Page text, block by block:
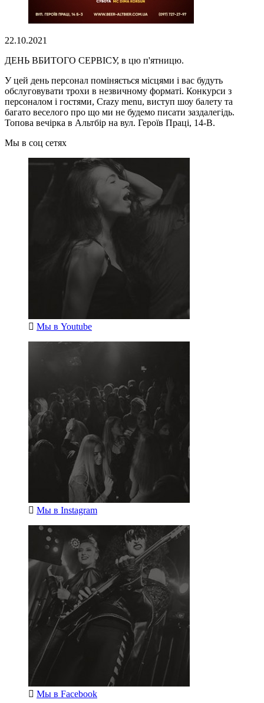
22.10.2021
ДЕНЬ ВБИТОГО СЕРВІСУ, в цю п'ятницю.
У цей день персонал поміняється місцями і вас будуть
обслуговувати трохи в незвичному форматі. Конкурси з
персоналом і гостями, Crazy menu, виступ шоу балету та
багато веселого про що ми не будемо писати заздалегідь.
Топова вечірка в Альтбір на вул. Героїв Праці, 14-В.
Мы в соц сетях
Мы в Youtube
Мы в Instagram
Мы в Facebook